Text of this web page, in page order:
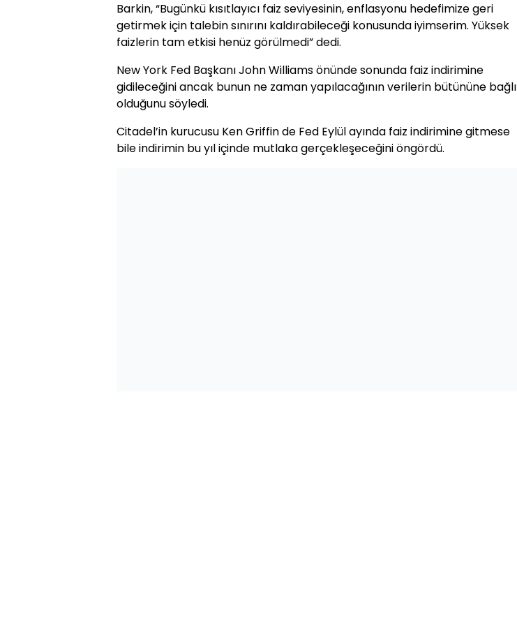
Barkin, “Bugünkü kısıtlayıcı faiz seviyesinin, enflasyonu hedefimize geri
getirmek için talebin sınırını kaldırabileceği konusunda iyimserim. Yüksek
faizlerin tam etkisi henüz görülmedi” dedi.
New York Fed Başkanı John Williams önünde sonunda faiz indirimine
gidileceğini ancak bunun ne zaman yapılacağının verilerin bütününe bağlı
olduğunu söyledi.
Citadel’in kurucusu Ken Griffin de Fed Eylül ayında faiz indirimine gitmese
bile indirimin bu yıl içinde mutlaka gerçekleşeceğini öngördü.